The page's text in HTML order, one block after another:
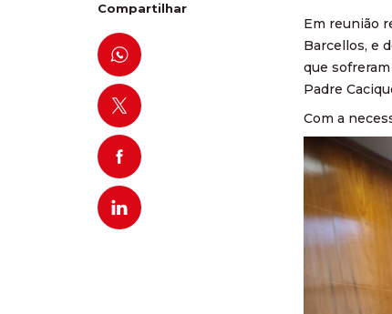
Compartilhar
Em reunião
Barcellos, e
que
Padre
Com a